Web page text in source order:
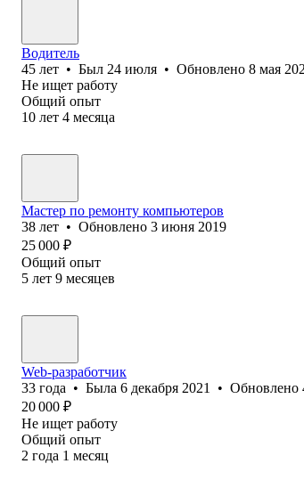
Водитель
45 лет • Был 24 июля • Обновлено 8 мая
Не ищет работу
Общий опыт
10 лет 4 месяца
Мастер по ремонту компьютеров
38 лет • Обновлено 3 июня 2019
25 000 ₽
Общий опыт
5 лет 9 месяцев
Web-разработчик
33 года • Была 6 декабря 2021 • Обновлено
20 000 ₽
Не ищет работу
Общий опыт
2 года 1 месяц